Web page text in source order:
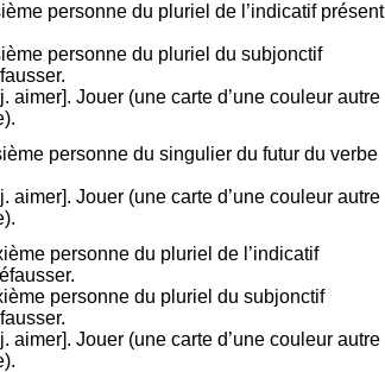
personne du pluriel de l’indicatif présent
personne du pluriel du subjonctif
aimer]. Jouer (une carte d’une couleur autre
personne du singulier du futur du verbe
aimer]. Jouer (une carte d’une couleur autre
personne du pluriel de l’indicatif
personne du pluriel du subjonctif
aimer]. Jouer (une carte d’une couleur autre